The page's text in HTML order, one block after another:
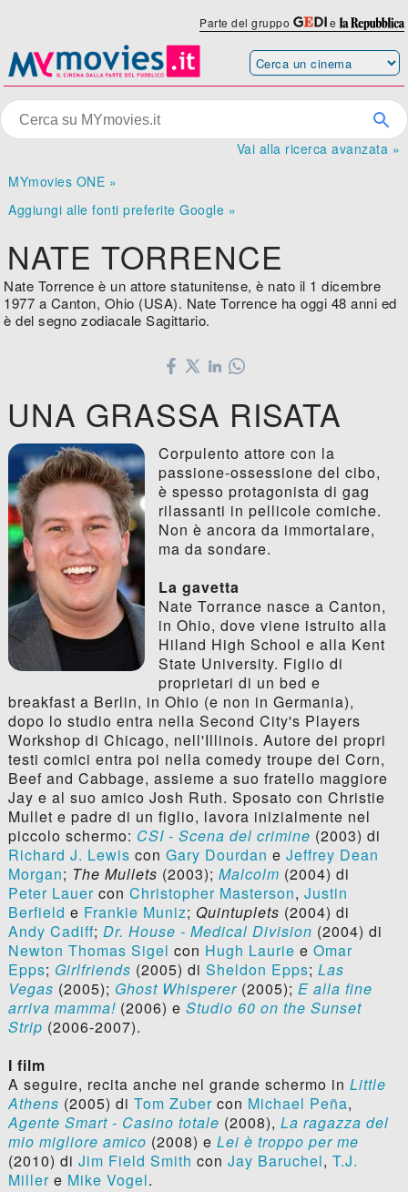
Parte del gruppo e
Vai alla ricerca avanzata »
MYmovies ONE »
Aggiungi alle fonti preferite Google »
NATE TORRENCE
Nate Torrence è un attore statunitense, è nato il 1 dicembre
1977 a Canton, Ohio (USA). Nate Torrence ha oggi 48 anni ed
è del segno zodiacale Sagittario.
UNA GRASSA RISATA
Corpulento attore con la
passione-ossessione del cibo,
è spesso protagonista di gag
rilassanti in pellicole comiche.
Non è ancora da immortalare,
ma da sondare.
La gavetta
Nate Torrance nasce a Canton,
in Ohio, dove viene istruito alla
Hiland High School e alla Kent
State University. Figlio di
proprietari di un bed e
breakfast a Berlin, in Ohio (e non in Germania),
dopo lo studio entra nella Second City's Players
Workshop di Chicago, nell'Illinois. Autore dei propri
testi comici entra poi nella comedy troupe dei Corn,
Beef and Cabbage, assieme a suo fratello maggiore
Jay e al suo amico Josh Ruth. Sposato con Christie
Mullet e padre di un figlio, lavora inizialmente nel
piccolo schermo: CSI - Scena del crimine (2003) di
Richard J. Lewis con Gary Dourdan e Jeffrey Dean
Morgan; The Mullets (2003); Malcolm (2004) di
Peter Lauercon Christopher Masterson, Justin
Berfield e Frankie Muniz; Quintuplets (2004) di
Andy Cadiff; Dr. House - Medical Division (2004) di
Newton Thomas Sigel con Hugh Laurie e Omar
Epps; Girlfriends (2005) di Sheldon Epps; Las
Vegas (2005); Ghost Whisperer(2005); E alla fine
arriva mamma! (2006) e Studio 60 on the Sunset
Strip (2006-2007).
I film
A seguire, recita anche nel grande schermo in Little
Athens (2005) di Tom Zubercon Michael Peña,
Agente Smart - Casino totale (2008), La ragazza del
mio migliore amico (2008) e Lei è troppo per me
(2010) di Jim Field Smith con Jay Baruchel, T.J.
Millere Mike Vogel.